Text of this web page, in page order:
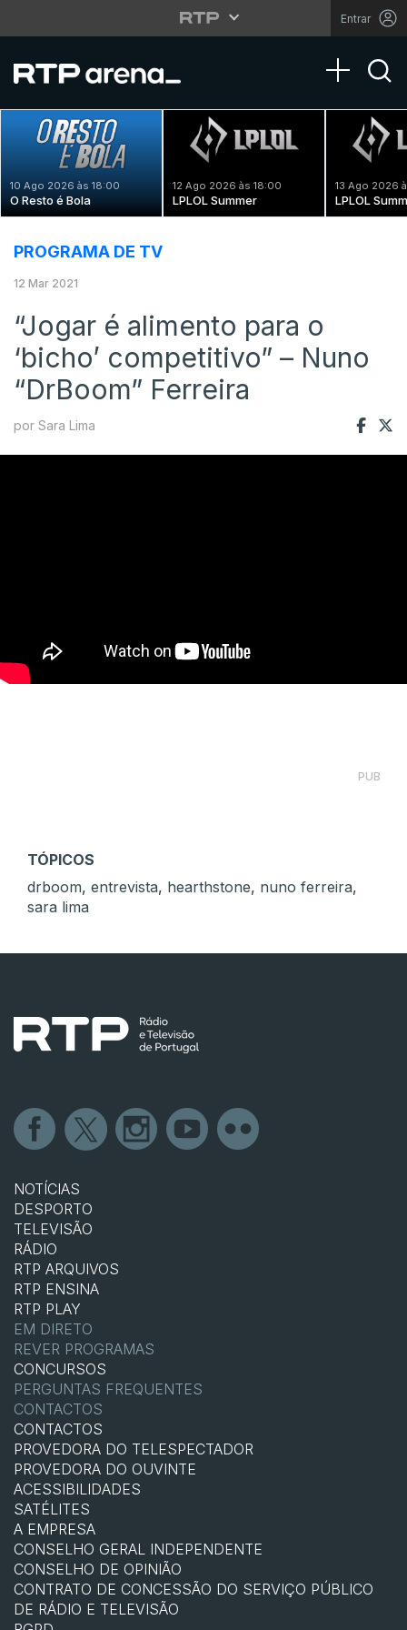
Entrar
Toggle
10 Ago 2026 às 18:00
O Resto é Bola
12 Ago 2026 às 18:00
LPLOL Summer
13 Ago 2026
LPLOL
PROGRAMA DE TV
12 Mar 2021
“Jogar é alimento para o
‘bicho’ competitivo” – Nuno
“DrBoom” Ferreira
por Sara Lima
PUB
TÓPICOS
drboom, entrevista, hearthstone, nuno ferreira,
sara lima
NOTÍCIAS
DESPORTO
TELEVISÃO
RÁDIO
RTP ARQUIVOS
RTP ENSINA
RTP PLAY
EM DIRETO
REVER PROGRAMAS
CONCURSOS
PERGUNTAS FREQUENTES
CONTACTOS
CONTACTOS
PROVEDORA DO TELESPECTADOR
PROVEDORA DO OUVINTE
ACESSIBILIDADES
SATÉLITES
A EMPRESA
CONSELHO GERAL INDEPENDENTE
CONSELHO DE OPINIÃO
CONTRATO DE CONCESSÃO DO SERVIÇO PÚBLICO
DE RÁDIO E TELEVISÃO